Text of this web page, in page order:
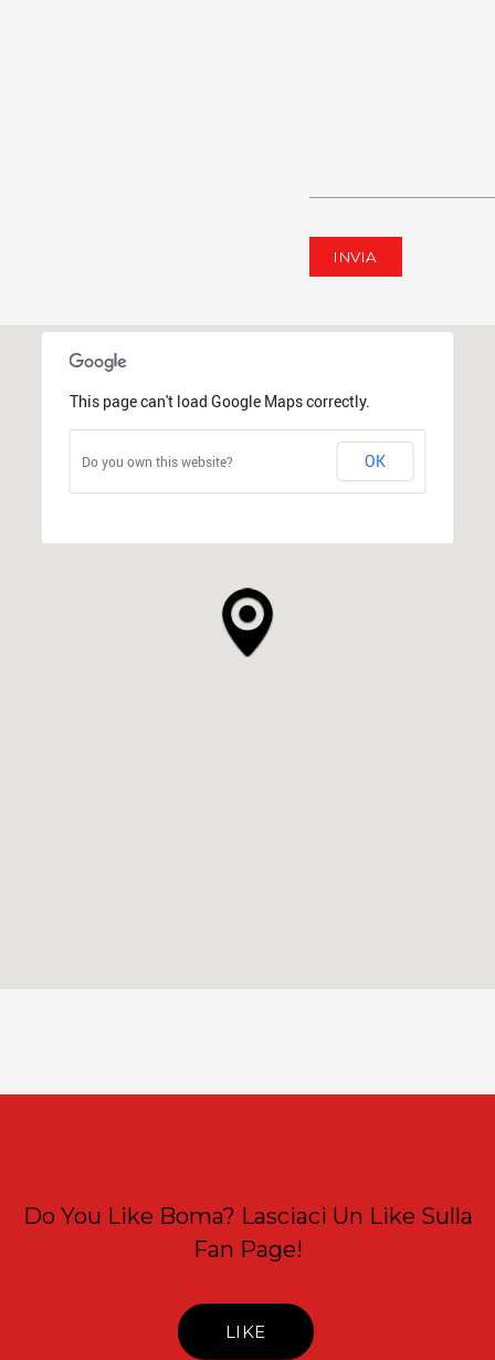
This page can't load Google Maps correctly.
Do you own this website? OK
Do You Like Boma? Lasciaci Un Like Sulla
Fan Page!
LIKE